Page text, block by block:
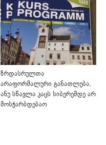
ზრდასრულთა
არაფორმალური განათლება,
ანუ სწავლა კაცს სიბერემდე არ
მოსჭარბდებაო